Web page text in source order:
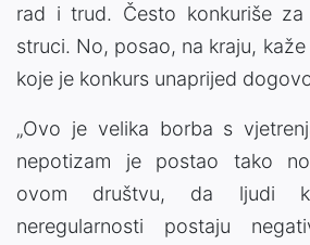
rad i trud. Često konkuriše
struci. No, posao, na kraju,
koje je konkurs unaprijed
„Ovo je velika borba s
nepotizam je postao tako
ovom društvu, da ljudi
neregularnosti postaju